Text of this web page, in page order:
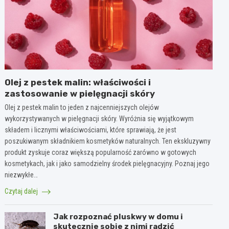
Olej z pestek malin: właściwości i
zastosowanie w pielęgnacji skóry
Olej z pestek malin to jeden z najcenniejszych olejów
wykorzystywanych w pielęgnacji skóry. Wyróżnia się wyjątkowym
składem i licznymi właściwościami, które sprawiają, że jest
poszukiwanym składnikiem kosmetyków naturalnych. Ten ekskluzywny
produkt zyskuje coraz większą popularność zarówno w gotowych
kosmetykach, jak i jako samodzielny środek pielęgnacyjny. Poznaj jego
niezwykłe…
Czytaj dalej
Jak rozpoznać pluskwy w domu i
skutecznie sobie z nimi radzić